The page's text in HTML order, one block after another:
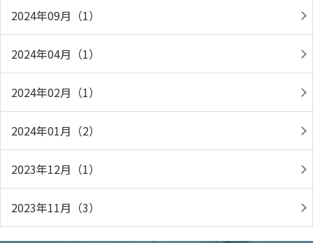
2024年09月（1）
2024年04月（1）
2024年02月（1）
2024年01月（2）
2023年12月（1）
2023年11月（3）